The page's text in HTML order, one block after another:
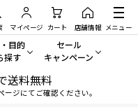
マイページ カート 店舗情報 メニュー
る
目的
探す
向けパソコン
セール
キャンペーン
セール・キャンペー
送料無料
ジにてご確認ください。